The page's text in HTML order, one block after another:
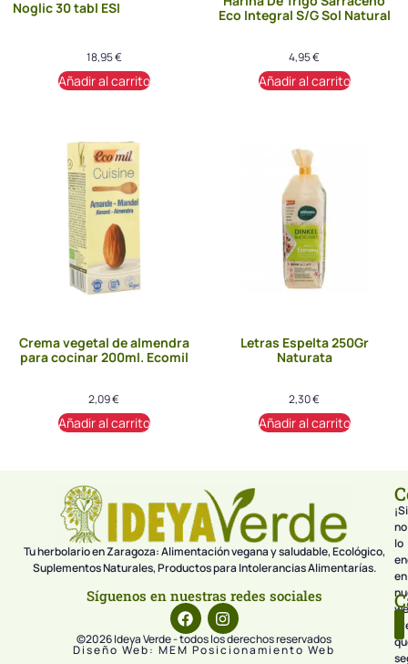
Noglic 30 tabl ESI
18,95€
Añadir al carrito
Eco Integral S/G Sol Natural
4,95€
Añadir al carrito
Crema vegetal de almendra
para cocinar 200ml. Ecomil
2,09€
Añadir al carrito
Letras Espelta 250Gr
Naturata
2,30€
Añadir al carrito
Tu herbolario en Zaragoza: Alimentación vegana y saludable, Ecológico,
Suplementos Naturales, Productos para Intolerancias Alimentarías.
Síguenos en nuestras redes sociales
©2026 Ideya Verde - todos los derechos reservados
Diseño Web: MEM Posicionamiento Web
¡Si
no
lo
en